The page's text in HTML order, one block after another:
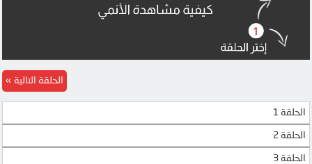
MP4UPLOAD
MP4UPLOAD
الحلقة 1
الحلقة 2
الحلقة 3
الحلقة التالية